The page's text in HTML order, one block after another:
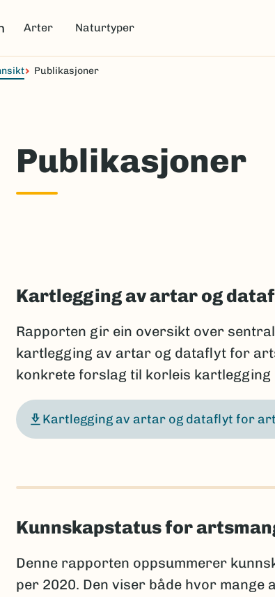
Arter Naturtyper
Publikasjoner
Publikasjoner
Kartlegging av artar og
Rapporten gir ein oversikt over
kartlegging av artar og dataflyt for
konkrete forslag til korleis kartlegging
Kartlegging av artar og dataflyt for
Kunnskapstatus for
Denne rapporten oppsummerer
per 2020. Den viser både hvor